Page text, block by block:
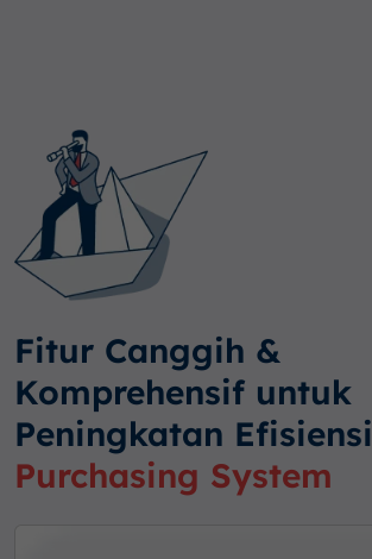
Fitur Canggih &
Komprehensif untuk
Peningkatan Efisiensi
Purchasing System